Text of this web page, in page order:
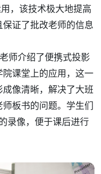
，该技术极大地提高
证了批改老师的信息
师介绍了便携式投影
课堂上的应用，这一
像清晰，解决了大班
板书的问题。学生们
录像，便于课后进行